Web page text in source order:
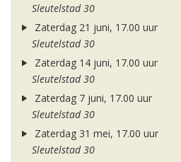
Sleutelstad 30
Zaterdag 21 juni, 17.00 uur
Sleutelstad 30
Zaterdag 14 juni, 17.00 uur
Sleutelstad 30
Zaterdag 7 juni, 17.00 uur
Sleutelstad 30
Zaterdag 31 mei, 17.00 uur
Sleutelstad 30